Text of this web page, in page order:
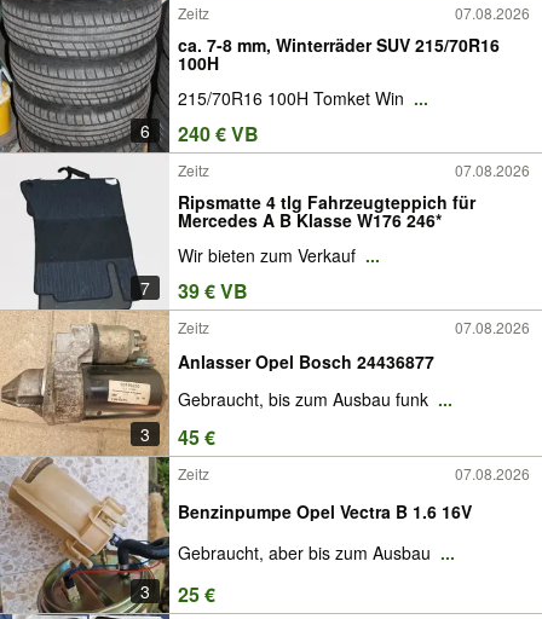
6
Zeitz 07.08.2026
ca. 7-8 mm, Winterräder SUV 215/70R16
100H
215/70R16 100H Tomket Win ...
240 € VB
7
Zeitz 07.08.2026
Ripsmatte 4 tlg Fahrzeugteppich für
Mercedes A B Klasse W176 246*
Wir bieten zum Verkauf ...
39 € VB
3
Zeitz 07.08.2026
Anlasser Opel Bosch 24436877
Gebraucht, bis zum Ausbau funk ...
45 €
3
Zeitz 07.08.2026
Benzinpumpe Opel Vectra B 1.6 16V
Gebraucht, aber bis zum Ausbau ...
25 €